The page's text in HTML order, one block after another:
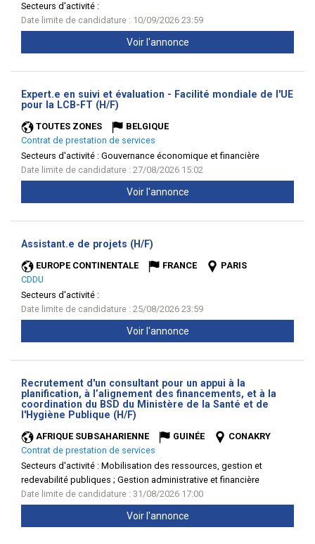
Secteurs d'activité :
Date limite de candidature : 10/09/2026 23:59
Voir l'annonce
Expert.e en suivi et évaluation - Facilité mondiale de l'UE
pour la LCB-FT (H/F)
TOUTES ZONES
BELGIQUE
Contrat de prestation de services
Secteurs d'activité : Gouvernance économique et financière
Date limite de candidature : 27/08/2026 15:02
Voir l'annonce
Assistant.e de projets (H/F)
EUROPE CONTINENTALE FRANCE
PARIS
CDDU
Secteurs d'activité :
Date limite de candidature : 25/08/2026 23:59
Voir l'annonce
Recrutement d'un consultant pour un appui à la
planification, à l’alignement des financements, et à la
coordination du BSD du Ministère de la Santé et de
l'Hygiène Publique (H/F)
AFRIQUE SUBSAHARIENNE GUINÉE
CONAKRY
Contrat de prestation de services
Secteurs d'activité : Mobilisation des ressources, gestion et
redevabilité publiques ; Gestion administrative et financière
Date limite de candidature : 31/08/2026 17:00
Voir l'annonce